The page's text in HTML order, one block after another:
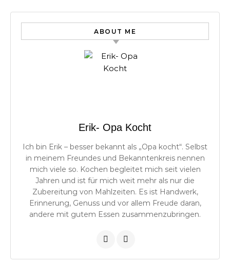
ABOUT ME
Erik- Opa Kocht
Ich bin Erik – besser bekannt als „Opa kocht“. Selbst
in meinem Freundes und Bekanntenkreis nennen
mich viele so. Kochen begleitet mich seit vielen
Jahren und ist für mich weit mehr als nur die
Zubereitung von Mahlzeiten. Es ist Handwerk,
Erinnerung, Genuss und vor allem Freude daran,
andere mit gutem Essen zusammenzubringen.